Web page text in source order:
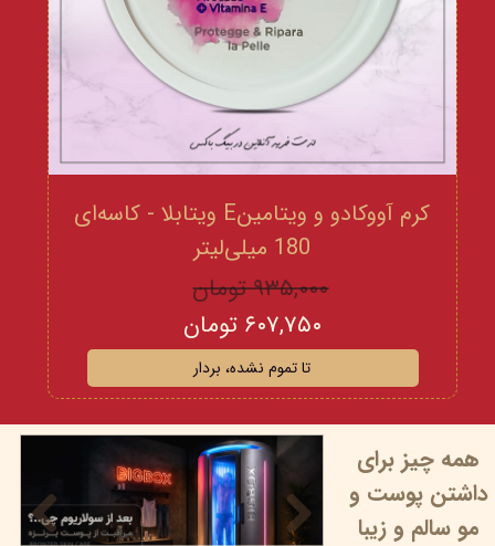
کرم آووکادو و ویتامینE ویتابلا - کاسه‌ای
180 میلی‌لیتر
۹۳۵,۰۰۰ تومان
۶۰۷,۷۵۰ تومان
تا تموم نشده، بردار
همه چیز برای
داشتن پوست و
مو سالم و زیبا